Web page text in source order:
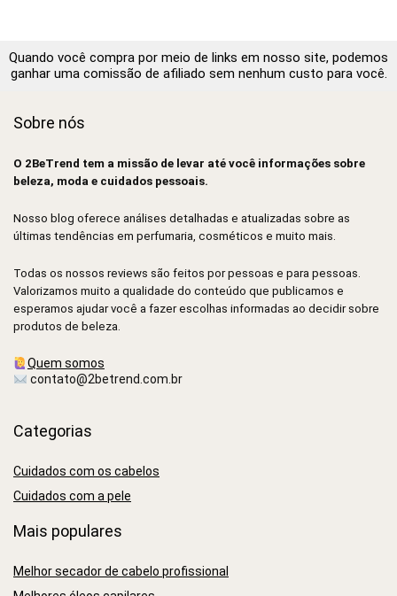
Quando você compra por meio de links em nosso site, podemos
ganhar uma comissão de afiliado sem nenhum custo para você.
Sobre nós
O 2BeTrend tem a missão de levar até você informações sobre
beleza, moda e cuidados pessoais.
Nosso blog oferece análises detalhadas e atualizadas sobre as
últimas tendências em perfumaria, cosméticos e muito mais.
Todas os nossos reviews são feitos por pessoas e para pessoas.
Valorizamos muito a qualidade do conteúdo que publicamos e
esperamos ajudar você a fazer escolhas informadas ao decidir sobre
produtos de beleza.
Quem somos
contato@2betrend.com.br
Categorias
Cuidados com os cabelos
Cuidados com a pele
Mais populares
Melhor secador de cabelo profissional